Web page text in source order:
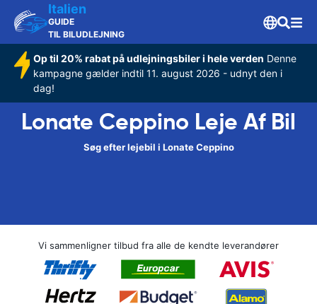
Italien
GUIDE
TIL BILUDLEJNING
Op til 20% rabat på udlejningsbiler i hele verden Denne
kampagne gælder indtil 11. august 2026 - udnyt den i
dag!
Lonate Ceppino Leje Af Bil
Søg efter lejebil i Lonate Ceppino
Vi sammenligner tilbud fra alle de kendte leverandører